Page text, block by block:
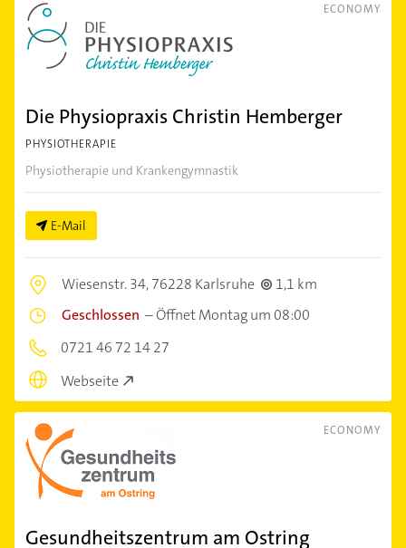
ECONOMY
Die Physiopraxis Christin Hemberger
PHYSIOTHERAPIE
Physiotherapie und Krankengymnastik
E-Mail
Wiesenstr. 34,76228 Karlsruhe
1,1 km
Geschlossen –Öffnet Montag um 08:00
0721 46 72 14 27
Webseite
ECONOMY
Gesundheitszentrum am Ostring